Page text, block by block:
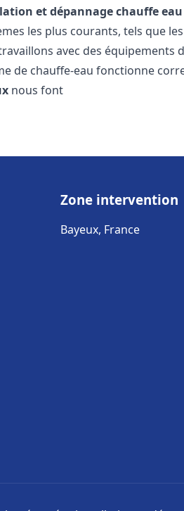
et dépannage chauffe eau
les plus courants, tels que
avec des
de chauffe-eau fonctionne
nous font
Zone intervention
Bayeux, France